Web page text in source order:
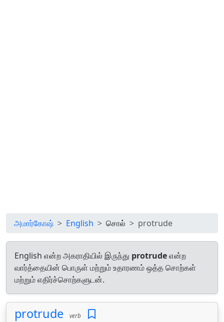
அமார்கோஷ் English சொல் protrude
English என்ற அகராதியில் இருந்து protrudeஎன்ற
வார்த்தையின் பொருள் மற்றும் உதாரணம் ஒத்த சொற்கள்
மற்றும் எதிர்ச்சொற்களுடன்.
protrude verb